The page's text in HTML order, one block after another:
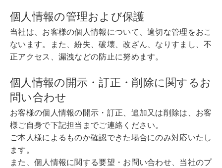
個人情報の管理および保護
当社は、お客様の個人情報について、適切な管理をおこ
ないます。また、紛失、破壊、改ざん、なりすまし、不
正アクセス、漏洩などの防止に努めます。
個人情報の開示・訂正・削除に関するお
問い合わせ
お客様の個人情報の開示・訂正、追加又は削除は、お客
様ご自身で下記担当までご連絡ください。
ご本人様によるものか確認できた場合にのみ対応いたし
ます。
また、個人情報に関する要望・お問い合わせ、当社のプ